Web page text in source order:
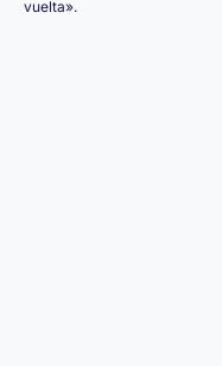
vuelta».